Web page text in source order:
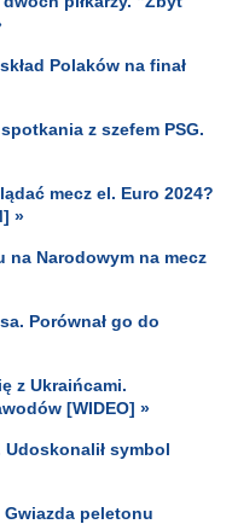
Polaków na finał
z szefem PSG.
mecz el. Euro 2024?
»
Narodowym na mecz
Porównał go do
z Ukraińcami.
[WIDEO] »
symbol
peletonu